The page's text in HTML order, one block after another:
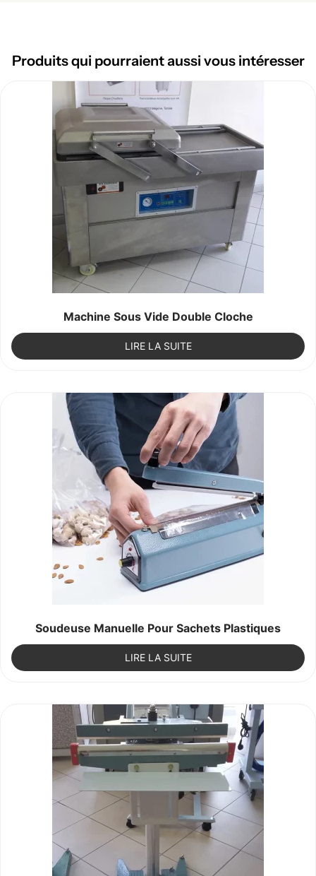
Produits qui pourraient aussi vous intéresser
Machine Sous Vide Double Cloche
LIRE LA SUITE
Soudeuse Manuelle Pour Sachets Plastiques
LIRE LA SUITE